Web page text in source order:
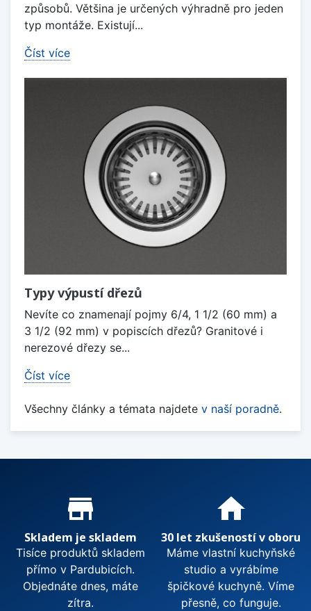
způsobů. Většina je určených výhradně pro jeden
typ montáže. Existují...
Číst více
Typy výpustí dřezů
Nevíte co znamenají pojmy 6/4, 1 1/2 (60 mm) a
3 1/2 (92 mm) v popiscích dřezů? Granitové i
nerezové dřezy se...
Číst více
Všechny články a témata najdete v naší poradně.
Proč nakupovat u nás?
store_mall_directory
Skladem je skladem
Tisíce produktů skladem
přímo v Pardubicích.
Objednáte dnes, máte
zítra.
home
30 let zkušeností v oboru
Máme vlastní kuchyňské
studio a vyrábíme
špičkové kuchyně. Víme
přesně, co funguje.